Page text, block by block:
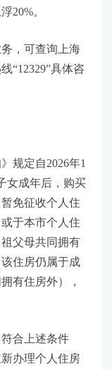
20%。
，可查询上海
“12329”具体咨
规定自2026年1
女成年后，购买
免征收个人住
于本市个人住
父母共同拥有
住房仍属于成
有住房外），
合上述条件
办理个人住房